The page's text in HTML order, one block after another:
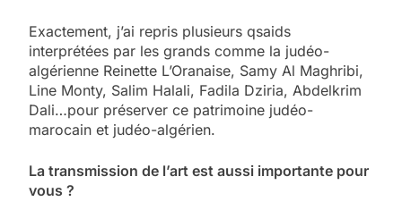
Exactement, j’ai repris plusieurs qsaids
interprétées par les grands comme la judéo-
algérienne Reinette L’Oranaise, Samy Al Maghribi,
Line Monty, Salim Halali, Fadila Dziria, Abdelkrim
Dali…pour préserver ce patrimoine judéo-
marocain et judéo-algérien.
La transmission de l’art est aussi importante pour
vous ?